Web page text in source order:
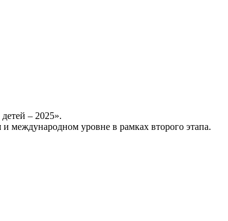
– 2025».
международном уровне в рамках второго этапа.